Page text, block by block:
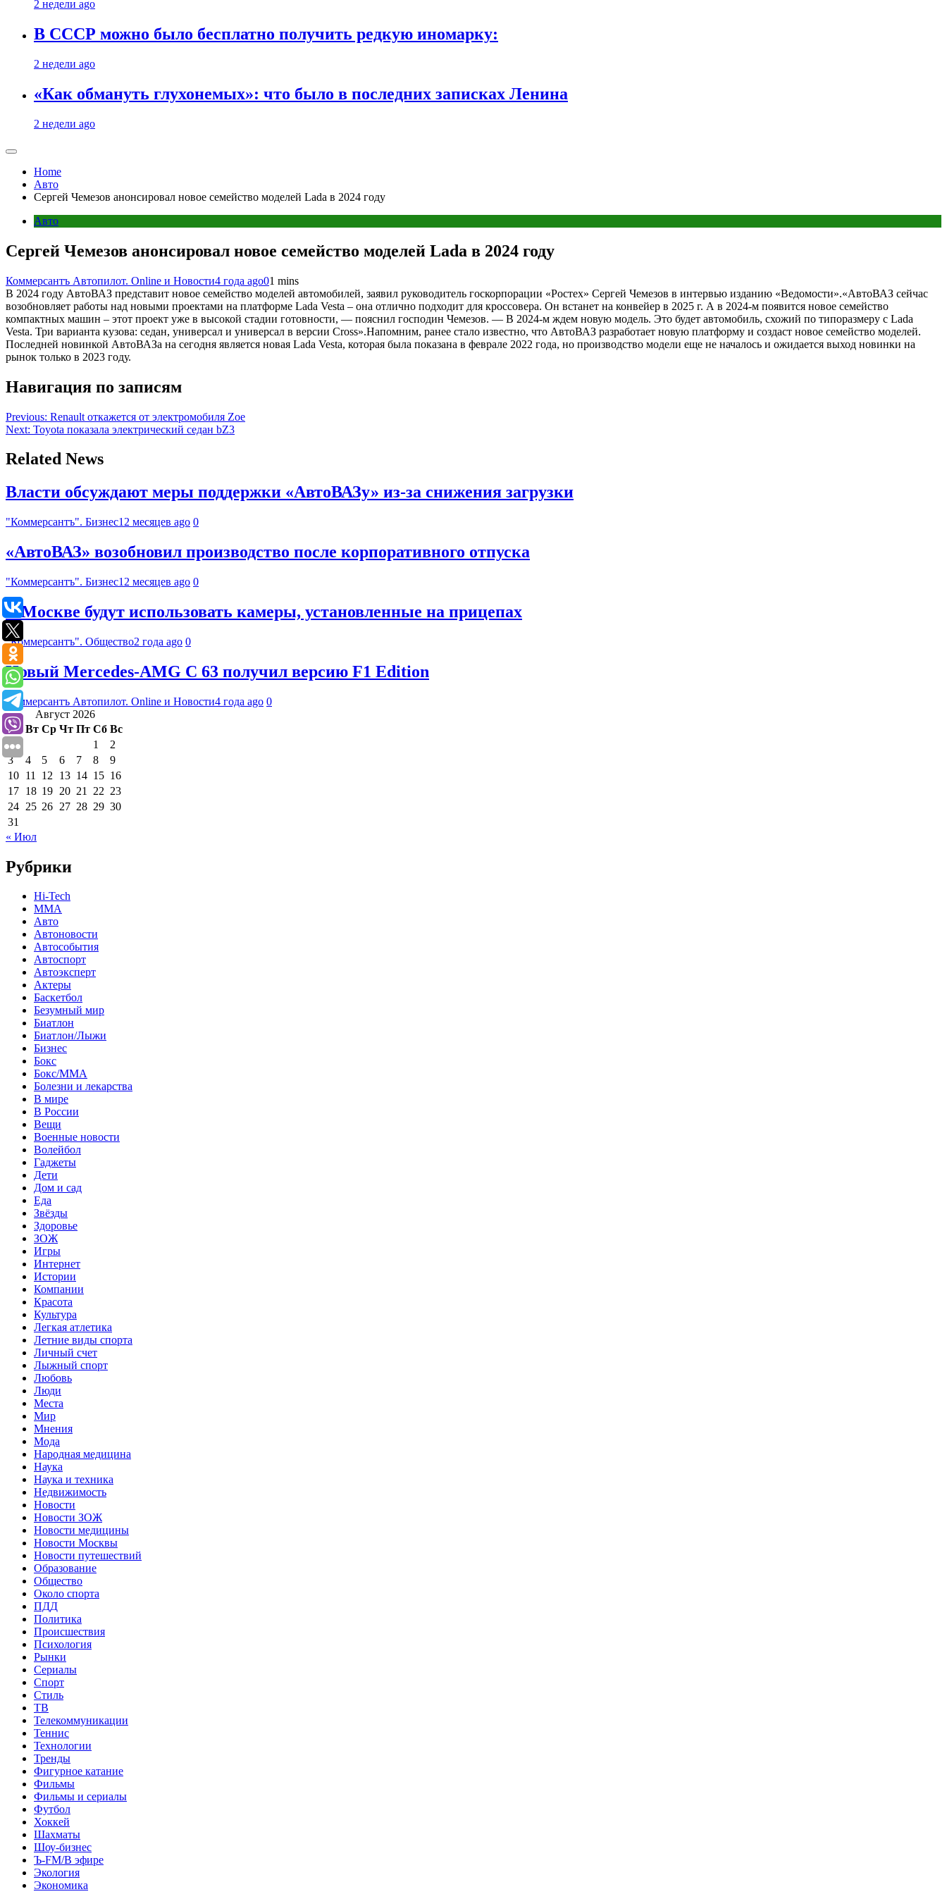
2 недели ago
В СССР можно было бесплатно получить редкую иномарку:
2 недели ago
«Как обмануть глухонемых»: что было в последних записках Ленина
2 недели ago
Home
Авто
Сергей Чемезов анонсировал новое семейство моделей Lada в 2024 году
Авто
Сергей Чемезов анонсировал новое семейство моделей Lada в 2024 году
Коммерсантъ Автопилот. Online и Новости4 года ago01 mins
В 2024 году АвтоВАЗ представит новое семейство моделей автомобилей, заявил руководитель госкорпорации «Ростех» Сергей Чемезов в интервью изданию «Ведомости».«АвтоВАЗ сейчас
возобновляет работы над новыми проектами на платформе Lada Vesta – она отлично подходит для кроссовера. Он встанет на конвейер в 2025 г. А в 2024-м появится новое семейство
компактных машин – этот проект уже в высокой стадии готовности, — пояснил господин Чемезов. — В 2024-м ждем новую модель. Это будет автомобиль, схожий по типоразмеру с Lada
Vesta. Три варианта кузова: седан, универсал и универсал в версии Cross».Напомним, ранее стало известно, что АвтоВАЗ разработает новую платформу и создаст новое семейство моделей.
Последней новинкой АвтоВАЗа на сегодня является новая Lada Vesta, которая была показана в феврале 2022 года, но производство модели еще не началось и ожидается выход новинки на
рынок только в 2023 году.
Навигация по записям
Previous: Renault откажется от электромобиля Zoe
Next: Toyota показала электрический седан bZ3
Related News
Власти обсуждают меры поддержки «АвтоВАЗу» из-за снижения загрузки
"Коммерсантъ". Бизнес12 месяцев ago 0
«АвтоВАЗ» возобновил производство после корпоративного отпуска
"Коммерсантъ". Бизнес12 месяцев ago 0
В Москве будут использовать камеры, установленные на прицепах
"Коммерсантъ". Общество2 года ago 0
Новый Mercedes-AMG C 63 получил версию F1 Edition
Коммерсантъ Автопилот. Online и Новости4 года ago 0
Август 2026
Пн Вт Ср Чт Пт Сб Вс
1
2
3
4 5 6 7 8
9
10 11 12 13 14 15 16
17 18 19 20 21 22 23
24 25 26 27 28 29 30
31
« Июл
Рубрики
Hi-Tech
MMA
Авто
Автоновости
Автособытия
Автоспорт
Автоэксперт
Актеры
Баскетбол
Безумный мир
Биатлон
Биатлон/Лыжи
Бизнес
Бокс
Бокс/MMA
Болезни и лекарства
В мире
В России
Вещи
Военные новости
Волейбол
Гаджеты
Дети
Дом и сад
Еда
Звёзды
Здоровье
ЗОЖ
Игры
Интернет
Истории
Компании
Красота
Культура
Легкая атлетика
Летние виды спорта
Личный счет
Лыжный спорт
Любовь
Люди
Места
Мир
Мнения
Мода
Народная медицина
Наука
Наука и техника
Недвижимость
Новости
Новости ЗОЖ
Новости медицины
Новости Москвы
Новости путешествий
Образование
Общество
Около спорта
ПДД
Политика
Происшествия
Психология
Рынки
Сериалы
Спорт
Стиль
ТВ
Телекоммуникации
Теннис
Технологии
Тренды
Фигурное катание
Фильмы
Фильмы и сериалы
Футбол
Хоккей
Шахматы
Шоу-бизнес
Ъ-FM/В эфире
Экология
Экономика